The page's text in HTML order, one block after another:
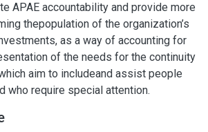
APAE accountability and provide more
thepopulation of the organization’s
as a way of accounting for
of the needs for the continuity
aim to includeand assist people
who require special attention.